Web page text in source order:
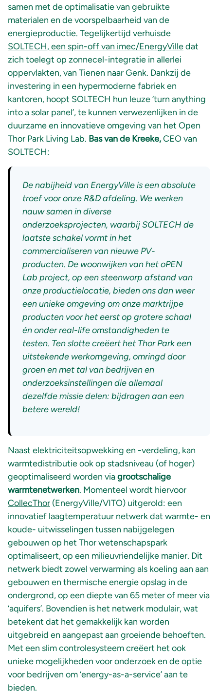
samen met de optimalisatie van gebruikte
materialen en de voorspelbaarheid van de
energieproductie. Tegelijkertijd verhuisde
SOLTECH, een spin-off van imec/EnergyVilledat
zich toelegt op zonnecel-integratie in allerlei
oppervlakten, van Tienen naar Genk. Dankzij de
investering in een hypermoderne fabriek en
kantoren, hoopt SOLTECH hun leuze ‘turn anything
into a solar panel’, te kunnen verwezenlijken in de
duurzame en innovatieve omgeving van het Open
Thor Park Living Lab. Bas van de Kreeke,CEO van
SOLTECH:
De nabijheid van EnergyVille is een absolute
troef voor onze R&D afdeling. We werken
nauw samen in diverse
onderzoeksprojecten, waarbij SOLTECH de
laatste schakel vormt in het
commercialiseren van nieuwe PV-
producten. De woonwijken van het oPEN
Lab project, op een steenworp afstand van
onze productielocatie, bieden ons dan weer
een unieke omgeving om onze marktrijpe
producten voor het eerst op grotere schaal
én onder real-life omstandigheden te
testen. Ten slotte creëert het Thor Park een
uitstekende werkomgeving, omringd door
groen en met tal van bedrijven en
onderzoeksinstellingen die allemaal
dezelfde missie delen: bijdragen aan een
betere wereld!
Naast elektriciteitsopwekking en -verdeling, kan
warmtedistributie ook op stadsniveau (of hoger)
geoptimaliseerd worden viagrootschalige
warmtenetwerken. Momenteel wordt hiervoor
CollecThor (EnergyVille/VITO) uitgerold: een
innovatief laagtemperatuur netwerk dat warmte- en
koude- uitwisselingen tussen nabijgelegen
gebouwen op het Thor wetenschapspark
optimaliseert, op een milieuvriendelijke manier. Dit
netwerk biedt zowel verwarming als koeling aan aan
gebouwen en thermische energie opslag in de
ondergrond, op een diepte van 65 meter of meer via
‘aquifers’. Bovendien is het netwerk modulair, wat
betekent dat het gemakkelijk kan worden
uitgebreid en aangepast aan groeiende behoeften.
Met een slim controlesysteem creëert het ook
unieke mogelijkheden voor onderzoek en de optie
voor bedrijven om ‘energy-as-a-service’ aan te
bieden.